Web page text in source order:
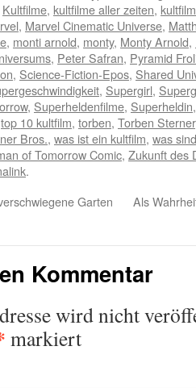
Kultfilme, kultfilme aller zeiten,
, Marvel Cinematic Universe,
, monti arnold, monty, Monty Arnold,
, Peter Safran, Pyramid
, Science-Fiction-Epos, Shared
, Supergirl,
, Superheldenfilme, Superheldin
top 10 kultfilm, torben, Torben Sterner
Bros., was ist ein kultfilm, was
of Tomorrow Comic, Zukunft des
.
Garten Als
Kommentar
wird nicht
markiert